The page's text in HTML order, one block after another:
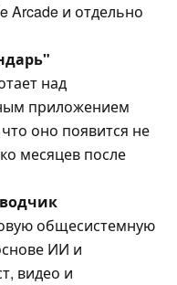
Arcade и отдельно
над
приложением
оно появится не
месяцев после
общесистемную
ИИ и
видео и